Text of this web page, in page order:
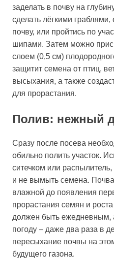
заделать в почву на
сделать лёгкими
почву, или пройтись по
шипами. Затем можно
слоем (0,5 см)
защитит семена от птиц,
высыхания, а также
для прорастания.
Полив: нежный
Сразу после посева
обильно полить участок.
ситечком или
и не вымыть семена.
влажной до появления
прорастания семян и
должен быть ежедневным,
погоду – даже два раза в
пересыхание почвы на
будущего газона.